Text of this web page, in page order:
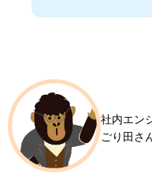
社内エン
ごり田さ